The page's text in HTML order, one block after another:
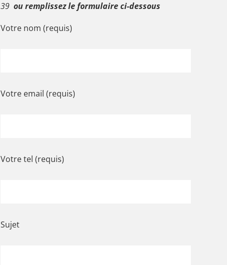
39ou remplissez le formulaire ci-dessous
Votre nom (requis)
Votre email (requis)
Votre tel (requis)
Sujet